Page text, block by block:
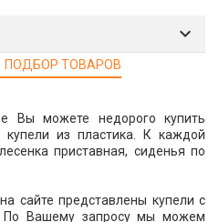
ПОДБОР ТОВАРОВ
Вы можете недорого купить
купели из пластика. К каждой
приставная, сиденья по
сайте представлены купели с
По Вашему запросу мы можем